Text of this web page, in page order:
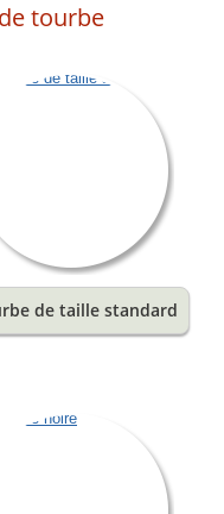
tourbe
de taille standard